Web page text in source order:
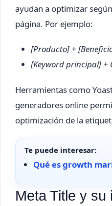
ayudan a optimizar
página. Por ejemplo:
[Producto] +
[Keyword principal] +
Herramientas como
generadores online
optimización de la
Te puede interesar:
Qué es growth
Meta Title y su